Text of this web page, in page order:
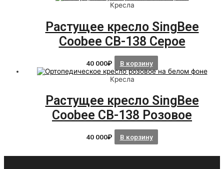
Кресла
Растущее кресло SingBee
Coobee CB-138 Серое
40 000₽
В корзину
Кресла
Растущее кресло SingBee
Coobee CB-138 Розовое
40 000₽ В корзину